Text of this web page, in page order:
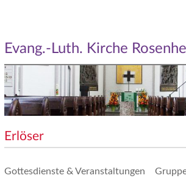
Evang.-Luth. Kirche
Erlöser
Gottesdienste & Veranstaltungen